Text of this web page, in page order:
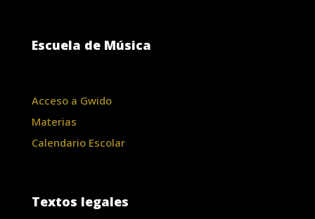
Escuela de Música
Acceso a Gwido
Materias
Calendario Escolar
Textos legales